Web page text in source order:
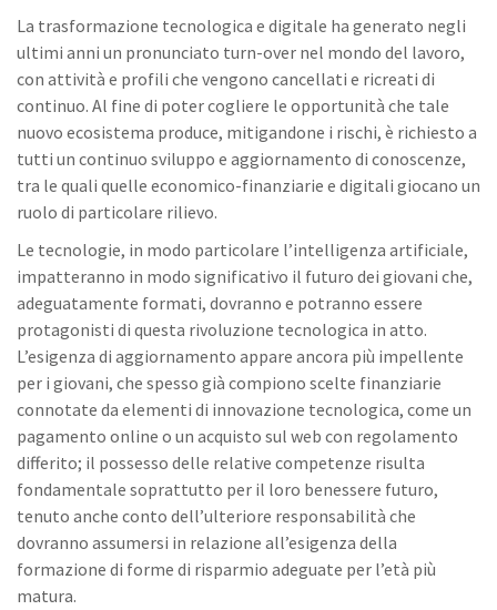
La trasformazione tecnologica e digitale ha generato negli
ultimi anni un pronunciato turn-over nel mondo del lavoro,
con attività e profili che vengono cancellati e ricreati di
continuo. Al fine di poter cogliere le opportunità che tale
nuovo ecosistema produce, mitigandone i rischi, è richiesto a
tutti un continuo sviluppo e aggiornamento di conoscenze,
tra le quali quelle economico-finanziarie e digitali giocano un
ruolo di particolare rilievo.
Le tecnologie, in modo particolare l’intelligenza artificiale,
impatteranno in modo significativo il futuro dei giovani che,
adeguatamente formati, dovranno e potranno essere
protagonisti di questa rivoluzione tecnologica in atto.
L’esigenza di aggiornamento appare ancora più impellente
per i giovani, che spesso già compiono scelte finanziarie
connotate da elementi di innovazione tecnologica, come un
pagamento online o un acquisto sul web con regolamento
differito; il possesso delle relative competenze risulta
fondamentale soprattutto per il loro benessere futuro,
tenuto anche conto dell’ulteriore responsabilità che
dovranno assumersi in relazione all’esigenza della
formazione di forme di risparmio adeguate per l’età più
matura.